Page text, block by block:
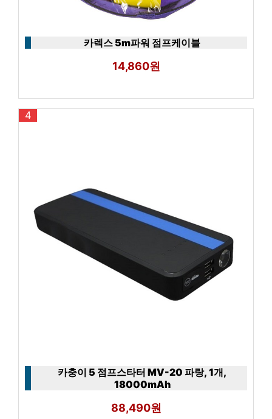
카렉스 5m파워 점프케이블
14,860원
4
카충이 5 점프스타터 MV-20 파랑, 1개,
18000mAh
88,490원